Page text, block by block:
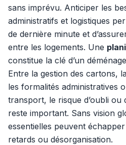
sans imprévu. Anticiper les
administratifs et logistiques
de dernière minute et
entre les logements. Une
constitue la clé d’un
Entre la gestion des cartons,
les formalités administratives
transport, le risque d’oubli ou
reste important. Sans vision
essentielles peuvent
retards ou désorganisation.